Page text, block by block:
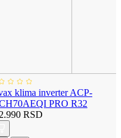
klima inverter ACP-
PRO R32
RSD